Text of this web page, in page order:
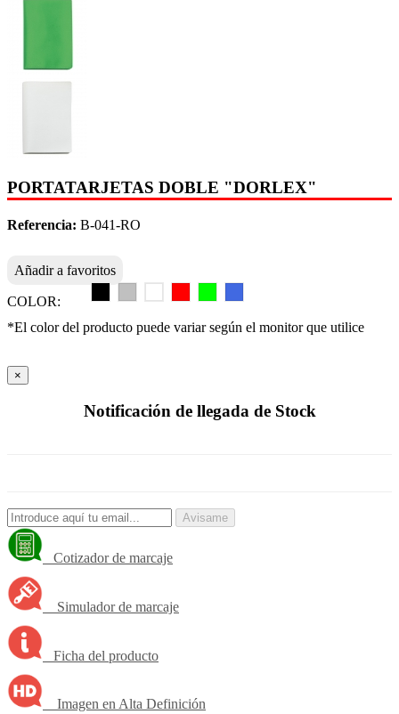
PORTATARJETAS DOBLE "DORLEX"
Referencia: B-041-RO
Añadir a favoritos
COLOR:
*El color del producto puede variar según el monitor que utilice
×
Notificación de llegada de Stock
Avisame
Cotizador de marcaje
Simulador de marcaje
Ficha del producto
Imagen en Alta Definición